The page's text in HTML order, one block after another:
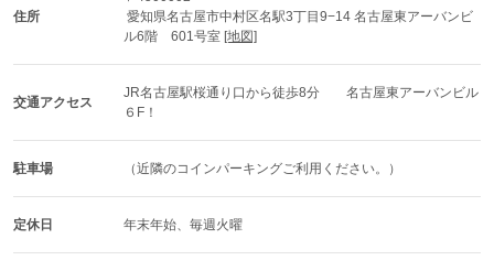
・派手すぎて浮かないか
・周囲からどう見られるか
・親世代に受け入れてもらえるか
・写真写りはどうか
結論としては、
成人式という場では個性的な装いは珍しくありません。
むしろ、振り切ったスタイルの方が完成度が高く見えるこ
とも多いです。
どんなお店を選ぶと見つけやすいか
住所
ル6階　601号室 [地図]
交通アクセス
JR名古屋駅桜通り口から徒歩8分　　名古屋東アーバンビル
６F！
駐車場 （近隣のコインパーキングご利用ください。）
定休日 年末年始、毎週火曜